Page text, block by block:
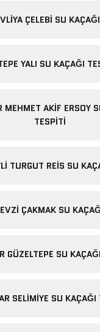
ÇELEBI SU
YALI SU KAÇAĞI
MEHMET AKIF ERSOY
TESPITI
TURGUT REIS SU
ÇAKMAK SU
GÜZELTEPE SU
SELIMIYE SU KAÇAĞI